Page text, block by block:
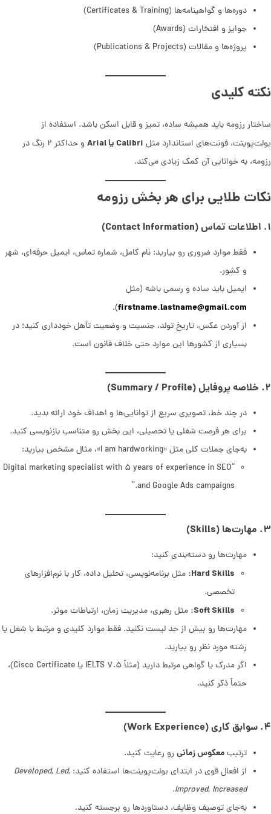
دوره‌ها و گواهینامه‌ها (Certificates & Training)
جوایز و افتخارات (Awards)
پروژه‌ها و مقالات (Publications & Projects)
نکته کلیدی
ساختار رزومه باید همیشه ساده، تمیز و قابل اسکن باشد. استفاده از
بولت‌پوینت، فونت‌های استاندارد مثل Calibri یا Arial
و حداکثر ۲ رنگ در
رزومه، به خوانایی آن کمک زیادی می‌کند.
نکات طلایی برای هر بخش رزومه
۱. اطلاعات تماس (Contact Information)
فقط موارد ضروری رو بیارید: نام کامل، شماره تماس، ایمیل حرفه‌ای، شهر
و کشور.
ایمیل باید ساده و رسمی باشه (مثل
firstname.lastname@gmail.com
).
از آوردن عکس، تاریخ تولد، جنسیت و وضعیت تأهل خودداری کنید؛ در
بسیاری از کشورها این موارد حتی خلاف قانون است.
۲. خلاصه پروفایل (Summary / Profile)
در چند خط، تصویری سریع از توانایی‌ها و اهداف خود ارائه بدید.
برای هر فرصت شغلی یا تحصیلی، این بخش رو متناسب بازنویسی کنید.
به‌جای جملات کلی مثل «I am hardworking»، مثال مشخص بیارید:
“Digital marketing specialist with ۵ years of experience in SEO
and Google Ads campaigns.”
۳. مهارت‌ها (Skills)
مهارت‌ها رو دسته‌بندی کنید:
Hard Skills: مثل برنامه‌نویسی، تحلیل داده، کار با نرم‌افزارهای
تخصصی.
Soft Skills: مثل رهبری، مدیریت زمان، ارتباطات موثر.
مهارت‌ها رو بیش از حد لیست نکنید. فقط موارد کلیدی و مرتبط با شغل یا
رشته مورد نظر رو بیارید.
اگر مدرک یا گواهی مرتبط دارید (مثلاً IELTS ۷.۵ یا Cisco Certificate)،
حتماً ذکر کنید.
۴. سوابق کاری (Work Experience)
ترتیبمعکوس زمانی رو رعایت کنید.
از افعال قوی در ابتدای بولت‌پوینت‌ها استفاده کنید: Developed, Led,
Improved, Increased.
به‌جای توصیف وظایف، دستاوردها رو برجسته کنید.